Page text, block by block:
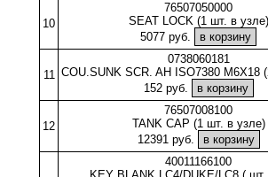
10
76507050000
SEAT LOCK (1 шт. в узле)
5077 руб.
11
0738060181
COU.SUNK SCR. AH ISO7380 M6X18
152 руб.
12
76507008100
TANK CAP (1 шт. в узле)
12391 руб.
40011166100